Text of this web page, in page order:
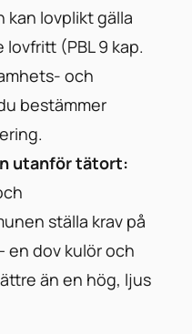
kan lovplikt gälla
(PBL 9 kap.
och
bestämmer
utanför tätort:
ställa krav på
en dov kulör och
än en hög, ljus